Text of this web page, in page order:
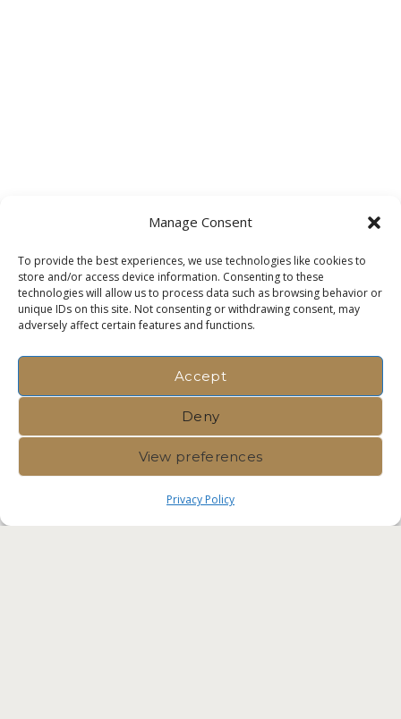
Manage Consent
To provide the best experiences, we use technologies like cookies to
store and/or access device information. Consenting to these
technologies will allow us to process data such as browsing behavior or
unique IDs on this site. Not consenting or withdrawing consent, may
adversely affect certain features and functions.
Accept
Deny
View preferences
Privacy Policy